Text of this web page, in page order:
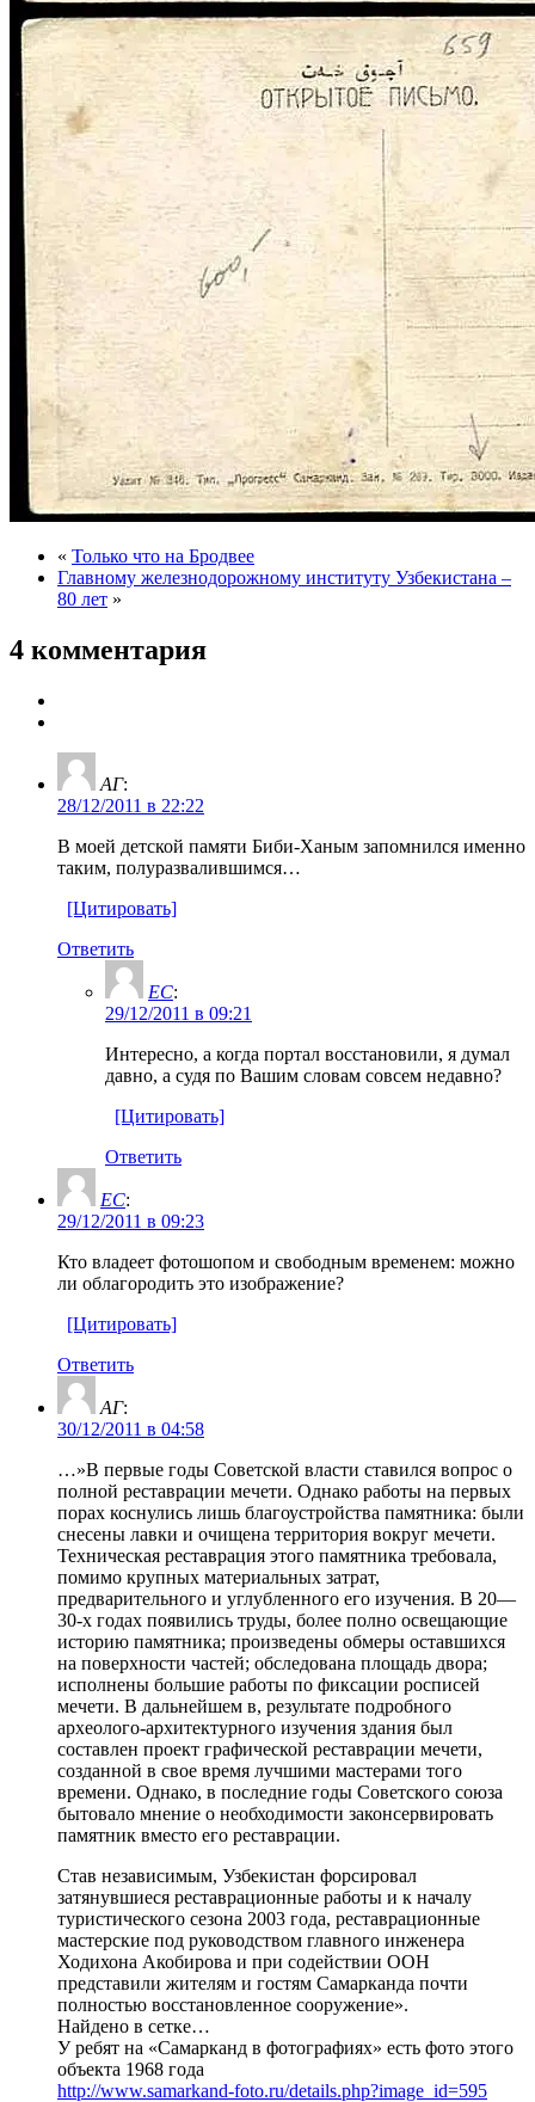
« Только что на Бродвее
Главному железнодорожному институту Узбекистана –
80 лет »
4 комментария
АГ:
28/12/2011 в 22:22
В моей детской памяти Биби-Ханым запомнился именно
таким, полуразвалившимся…
[Цитировать]
Ответить
ЕС:
29/12/2011 в 09:21
Интересно, а когда портал восстановили, я думал
давно, а судя по Вашим словам совсем недавно?
[Цитировать]
Ответить
ЕС:
29/12/2011 в 09:23
Кто владеет фотошопом и свободным временем: можно
ли облагородить это изображение?
[Цитировать]
Ответить
АГ:
30/12/2011 в 04:58
…»В первые годы Советской власти ставился вопрос о
полной реставрации мечети. Однако работы на первых
порах коснулись лишь благоустройства памятника: были
снесены лавки и очищена территория вокруг мечети.
Техническая реставрация этого памятника требовала,
помимо крупных материальных затрат,
предварительного и углубленного его изучения. В 20—
30-х годах появились труды, более полно освещающие
историю памятника; произведены обмеры оставшихся
на поверхности частей; обследована площадь двора;
исполнены большие работы по фиксации росписей
мечети. В дальнейшем в, результате подробного
археолого-архитектурного изучения здания был
составлен проект графической реставрации мечети,
созданной в свое время лучшими мастерами того
времени. Однако, в последние годы Советского союза
бытовало мнение о необходимости законсервировать
памятник вместо его реставрации.
Став независимым, Узбекистан форсировал
затянувшиеся реставрационные работы и к началу
туристического сезона 2003 года, реставрационные
мастерские под руководством главного инженера
Ходихона Акобирова и при содействии ООН
представили жителям и гостям Самарканда почти
полностью восстановленное сооружение».
Найдено в сетке…
У ребят на «Самарканд в фотографиях» есть фото этого
объекта 1968 года
http://www.samarkand-foto.ru/details.php?image_id=595